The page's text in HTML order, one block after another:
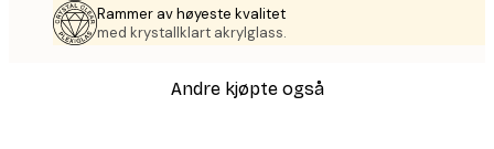
Rammer av høyeste kvalitet
med krystallklart akrylglass.
Andre kjøpte også